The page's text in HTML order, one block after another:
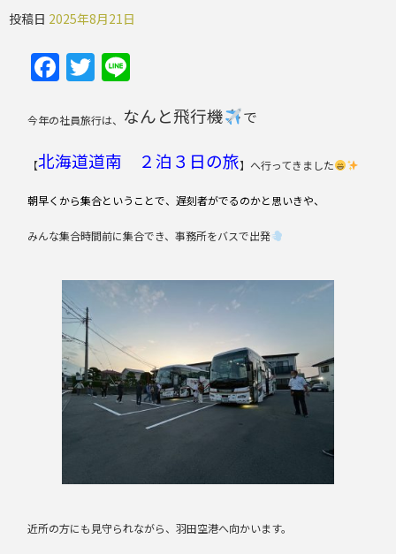
投稿日 2025年8月21日
Facebook
Twitter
今年の社員旅行は、 なんと飛行機 で
【北海道道南 ２泊３日の旅】へ行ってきました
朝早くから集合ということで、遅刻者がでるのかと思いきや、
みんな集合時間前に集合でき、事務所をバスで出発
近所の方にも見守られながら、羽田空港へ向かいます。